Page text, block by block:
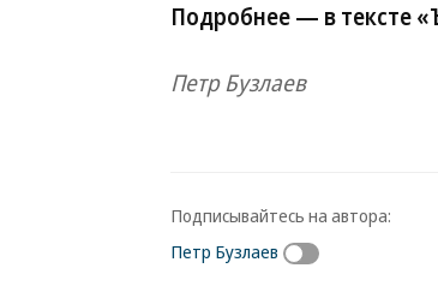
Подробнее — в тексте
Петр Бузлаев
Подписывайтесь на автора:
Петр Бузлаев